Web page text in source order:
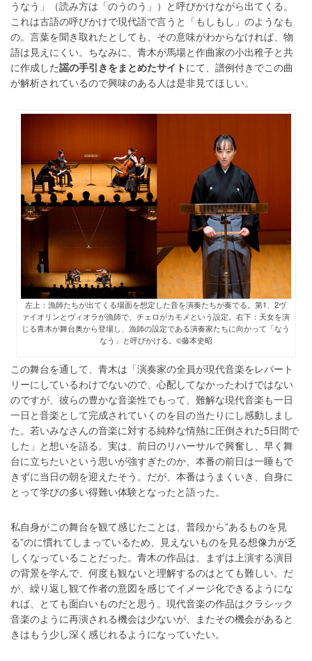
うなう」（読み方は「のうのう」）と呼びかけながら出てくる。
これは古語の呼びかけで現代語で言うと「もしもし」のようなも
の。言葉を聞き取れたとしても、その意味がわからなければ、物
語は見えにくい。ちなみに、青木が馬場と作曲家の小出稚子と共
に作成した謡の手引きをまとめたサイト にて、譜例付きでこの曲
が解析されているので興味のある人は是非見てほしい。
左上：漁師たちが出てくる場面を想定した音を演奏たちが奏でる。第1、2ヴ
ァイオリンとヴィオラが漁師で、チェロがカモメという設定。右下：天女を演
じる青木が舞台奥から登場し、漁師の設定である演奏家たちに向かって「なう
なう」と呼びかける。©藤本史昭
この舞台を通して、青木は「演奏家の全員が現代音楽をレパート
リーにしているわけでないので、心配してなかったわけではない
のですが、彼らの豊かな音楽性でもって、難解な現代音楽も一日
一日と音楽として完成されていくのを目の当たりにし感動しまし
た。若いみなさんの音楽に対する純粋な情熱に圧倒された5日間で
した」と想いを語る。実は、前日のリハーサルで興奮し、早く舞
台に立ちたいという思いが強すぎたのか、本番の前日は一睡もで
きずに当日の朝を迎えたそう。だが、本番はうまくいき、自身に
とって学びの多い得難い体験となったと語った。
私自身がこの舞台を観て感じたことは、普段から”あるものを見
る”のに慣れてしまっているため、見えないものを見る想像力が乏
しくなっていることだった。青木の作品は、まずは上演する演目
の背景を学んで、何度も観ないと理解するのはとても難しい。だ
が、繰り返し観て作者の意図を感じてイメージ化できるようにな
れば、とても面白いものだと思う。現代音楽の作品はクラシック
音楽のように再演される機会は少ないが、またその機会があると
きはもう少し深く感じれるようになっていたい。